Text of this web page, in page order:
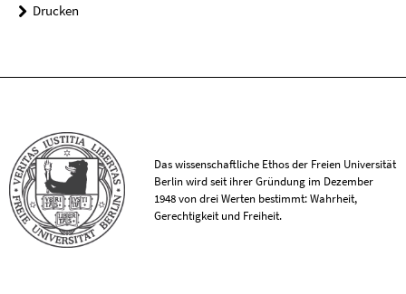
Drucken
Das wissenschaftliche Ethos der Freien Universität
Berlin wird seit ihrer Gründung im Dezember
1948 von drei Werten bestimmt: Wahrheit,
Gerechtigkeit und Freiheit.